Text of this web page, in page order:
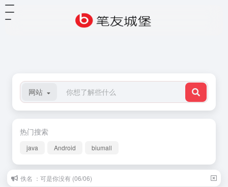
网站
热门搜索
java Android biumall
佚名 ：可是你没有 (06/06)